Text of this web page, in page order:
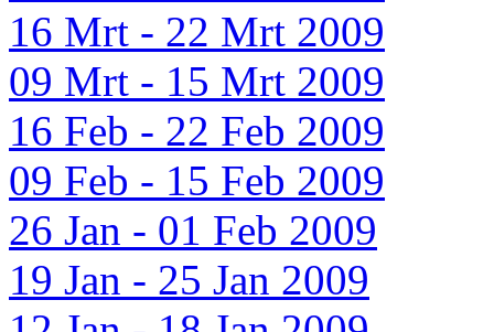
16 Mrt - 22 Mrt 2009
09 Mrt - 15 Mrt 2009
16 Feb - 22 Feb 2009
09 Feb - 15 Feb 2009
26 Jan - 01 Feb 2009
19 Jan - 25 Jan 2009